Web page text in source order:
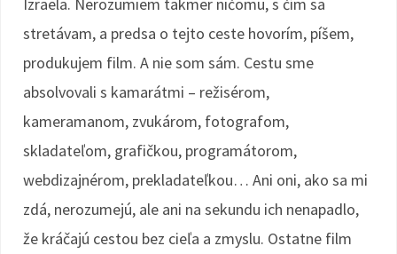
stretávam, a predsa o tejto ceste hovorím, píšem,
produkujem film. A nie som sám. Cestu sme
absolvovali s kamarátmi – režisérom,
kameramanom, zvukárom, fotografom,
skladateľom, grafičkou, programátorom,
webdizajnérom, prekladateľkou… Ani oni, ako sa mi
zdá, nerozumejú, ale ani na sekundu ich nenapadlo,
že kráčajú cestou bez cieľa a zmyslu. Ostatne film